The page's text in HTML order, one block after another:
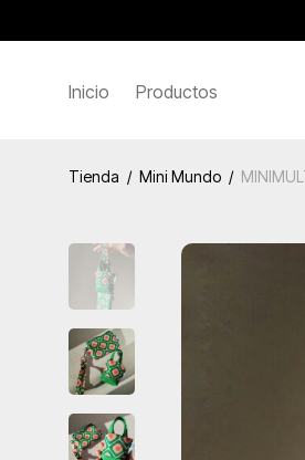
Inicio Productos
Tienda / Mini Mundo /